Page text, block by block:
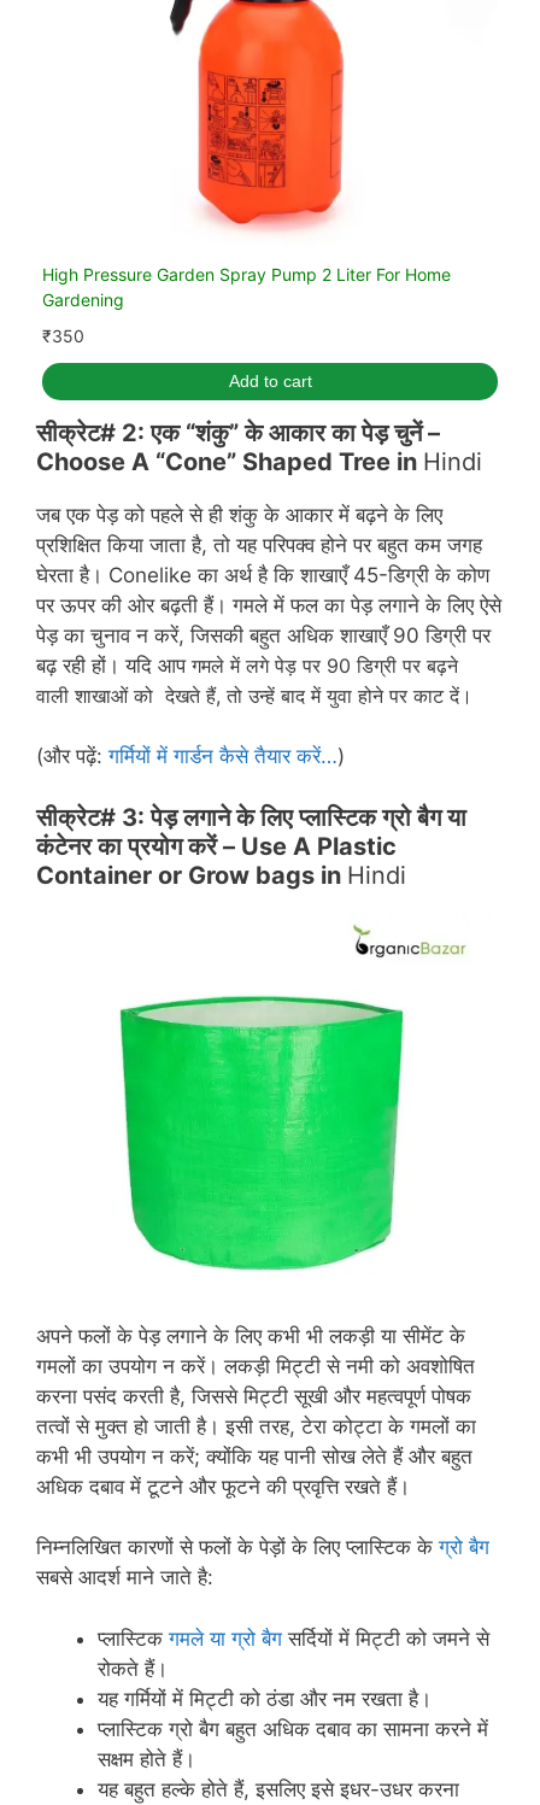
High Pressure Garden Spray Pump 2 Liter For Home
Gardening
₹350
Add to cart
सीक्रेट# 2: एक “शंकु” के आकार का पेड़ चुनें –
Choose A “Cone” Shaped Tree in Hindi
जब एक पेड़ को पहले से ही शंकु के आकार में बढ़ने के लिए
प्रशिक्षित किया जाता है, तो यह परिपक्व होने पर बहुत कम जगह
घेरता है। Conelike का अर्थ है कि शाखाएँ 45-डिग्री के कोण
पर ऊपर की ओर बढ़ती हैं। गमले में फल का पेड़ लगाने के लिए ऐसे
पेड़ का चुनाव न करें, जिसकी बहुत अधिक शाखाएँ 90 डिग्री पर
बढ़ रही हों। यदि आपगमले में लगे पेड़ पर 90 डिग्री पर बढ़ने
वाली शाखाओं को देखते हैं, तो उन्हें बाद में युवा होने पर काट दें।
(और पढ़ें:गर्मियों में गार्डन कैसे तैयार करें…)
सीक्रेट# 3: पेड़ लगाने के लिए प्लास्टिक ग्रो बैग या
कंटेनर का प्रयोग करें – Use A Plastic
Container or Grow bags in Hindi
अपने फलों के पेड़ लगाने के लिए कभी भी लकड़ी या सीमेंट के
गमलों का उपयोग न करें। लकड़ी मिट्टी से नमी को अवशोषित
करना पसंद करती है, जिससे मिट्टी सूखी और महत्वपूर्ण पोषक
तत्वों से मुक्त हो जाती है। इसी तरह, टेरा कोट्टा के गमलों का
कभी भी उपयोग न करें; क्योंकि यह पानी सोख लेते हैं और बहुत
अधिक दबाव में टूटने और फूटने की प्रवृत्ति रखते हैं।
निम्नलिखित कारणों से फलों के पेड़ों के लिए प्लास्टिक केग्रो बैग
सबसे आदर्श माने जाते है:
प्लास्टिकगमले या ग्रो बैग सर्दियों में मिट्टी को जमने से
रोकते हैं।
यह गर्मियों में मिट्टी को ठंडा और नम रखता है।
प्लास्टिक ग्रो बैग बहुत अधिक दबाव का सामना करने में
सक्षम होते हैं।
यह बहुत हल्के होते हैं, इसलिए इसे इधर-उधर करना